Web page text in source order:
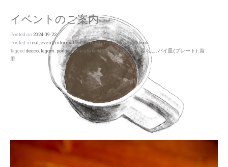
イベントのご案内
Posted on 2024-09-22
Posted in eat,event,information,product archives,sketchbook
Tagged decco, lagom, pongee,toucabakeshop,ちょうどいい暮らし,パイ皿(プレート),首
里